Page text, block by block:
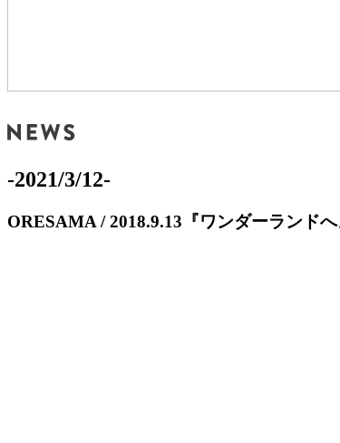
-2021/3/12-
ORESAMA / 2018.9.13『ワンダーランド